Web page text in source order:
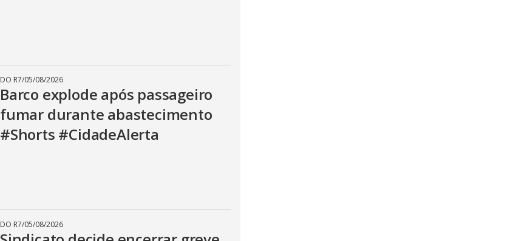
DO R7/05/08/2026
Barco explode após passageiro
fumar durante abastecimento
#Shorts #CidadeAlerta
DO R7/05/08/2026